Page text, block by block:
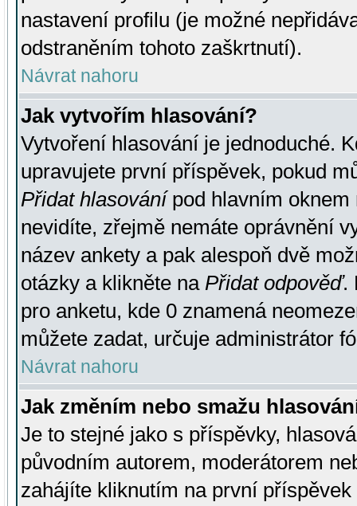
nastavení profilu (je možné
odstraněním tohoto zaškrtnutí).
Návrat nahoru
Jak vytvořím hlasování?
Vytvoření hlasování je jednoduché.
upravujete první příspěvek, pokud
Přidat hlasovánípod hlavním oknem
nevidíte, zřejmě nemáte oprávnění
název ankety a pak alespoň dvě
otázky a klikněte na Přidat odpověď.
pro anketu, kde 0 znamená
můžete zadat, určuje administrátor
Návrat nahoru
Jak změním nebo smažu
Je to stejné jako s příspěvky,
původním autorem, moderátorem
zahájíte kliknutím na první